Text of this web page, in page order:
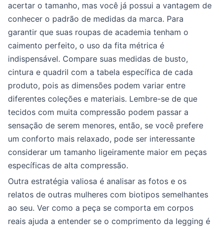
acertar o tamanho, mas você já possui a vantagem de
conhecer o padrão de medidas da marca. Para
garantir que suas roupas de academia tenham o
caimento perfeito, o uso da fita métrica é
indispensável. Compare suas medidas de busto,
cintura e quadril com a tabela específica de cada
produto, pois as dimensões podem variar entre
diferentes coleções e materiais. Lembre-se de que
tecidos com muita compressão podem passar a
sensação de serem menores, então, se você prefere
um conforto mais relaxado, pode ser interessante
considerar um tamanho ligeiramente maior em peças
específicas de alta compressão.
Outra estratégia valiosa é analisar as fotos e os
relatos de outras mulheres com biotipos semelhantes
ao seu. Ver como a peça se comporta em corpos
reais ajuda a entender se o comprimento da legging é